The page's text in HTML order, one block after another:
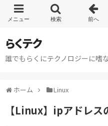
らくテク
誰でもらくにテクノロジーに嗜
ホーム Linux
【Linux】ipアドレス